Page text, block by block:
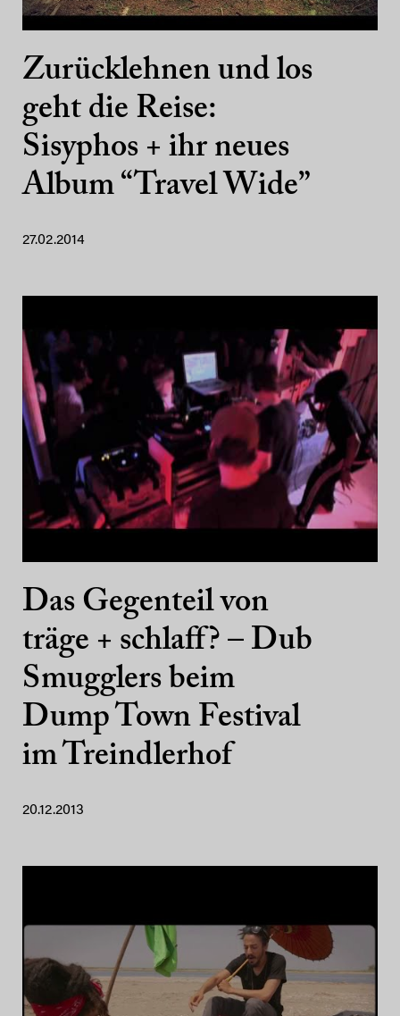
Zurücklehnen und los
geht die Reise:
Sisyphos + ihr neues
Album “Travel Wide”
27.02.2014
Das Gegenteil von
träge + schlaff? – Dub
Smugglers beim
Dump Town Festival
im Treindlerhof
20.12.2013